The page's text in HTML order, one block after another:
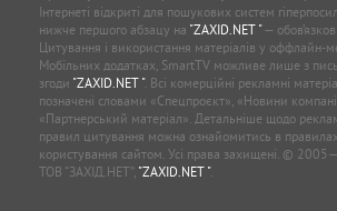
Інтернеті відкриті для пошукових систем
нижче першого абзацу на "ZAXID.NET "—
Цитування і використання матеріалів у оффлайн-
Мобільних додатках, SmartTV можливе лише з
згоди "ZAXID.NET ". Всі комерційні рекламні
позначені словами «Спецпроєкт», «Новини
«Партнерський матеріал». Детальніше щодо
правил цитування можна ознайомитись в правилах
користування сайтом. Усі права захищені. ©
ТОВ “ЗАХІД.НЕТ”, "ZAXID.NET ".